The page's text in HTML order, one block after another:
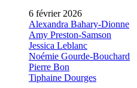
6 février 2026
Alexandra Bahary-Dionne
Amy Preston-Samson
Jessica Leblanc
Noémie Gourde-Bouchard
Pierre Bon
Tiphaine Dourges